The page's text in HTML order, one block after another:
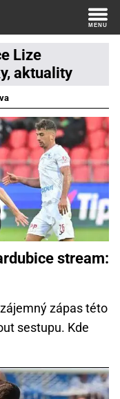
Lize
aktuality
stream:
zápas této
sestupu. Kde